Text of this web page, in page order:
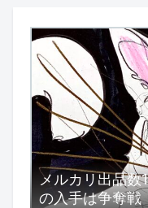
メルカリ出品数
の入手は争奪戦